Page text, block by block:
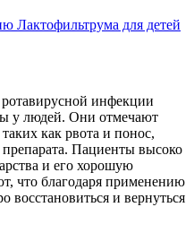
Лактофильтрума для детей
инфекции
у людей. Они отмечают
как рвота и понос,
Пациенты высоко
и его хорошую
что благодаря применению
восстановиться и вернуться